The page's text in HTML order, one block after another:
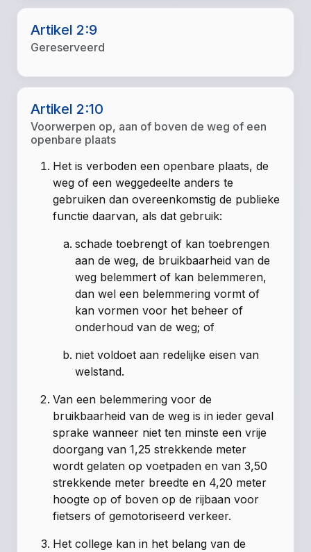
Artikel 2:9
Gereserveerd
Artikel 2:10
Voorwerpen op, aan of boven de weg of een
openbare plaats
Het is verboden een openbare plaats, de
weg of een weggedeelte anders te
gebruiken dan overeenkomstig de publieke
functie daarvan, als dat gebruik:
schade toebrengt of kan toebrengen
aan de weg, de bruikbaarheid van de
weg belemmert of kan belemmeren,
dan wel een belemmering vormt of
kan vormen voor het beheer of
onderhoud van de weg; of
niet voldoet aan redelijke eisen van
welstand.
Van een belemmering voor de
bruikbaarheid van de weg is in ieder geval
sprake wanneer niet ten minste een vrije
doorgang van 1,25 strekkende meter
wordt gelaten op voetpaden en van 3,50
strekkende meter breedte en 4,20 meter
hoogte op of boven op de rijbaan voor
fietsers of gemotoriseerd verkeer.
Het college kan in het belang van de